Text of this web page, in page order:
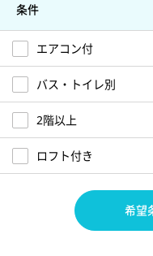
条件
エアコン付
バス・トイレ別
2階以上
ロフト付き
希望